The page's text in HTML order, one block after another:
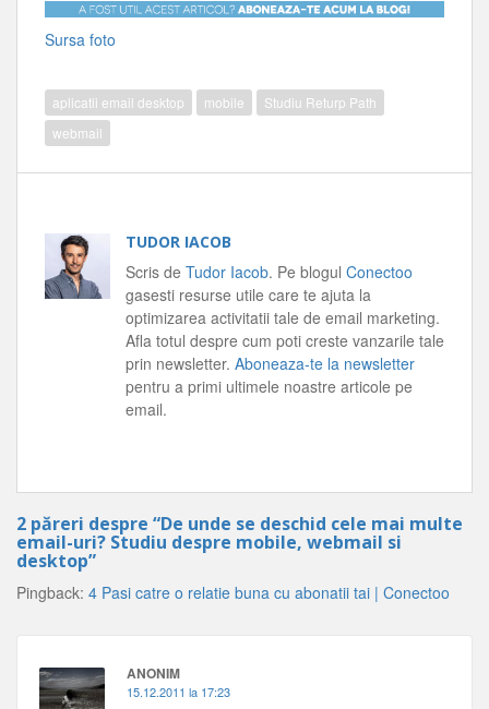
Sursa foto
aplicatii email desktop mobile
Studiu Returp Path
webmail
TUDOR IACOB
Scris de Tudor Iacob. Pe blogul Conectoo
gasesti resurse utile care te ajuta la
optimizarea activitatii tale de email marketing.
Afla totul despre cum poti creste vanzarile tale
prin newsletter. Aboneaza-te la newsletter
pentru a primi ultimele noastre articole pe
email.
2 păreri despre “De unde se deschid cele mai multe
email-uri? Studiu despre mobile, webmail si
desktop”
Pingback: 4 Pasi catre o relatie buna cu abonatii tai | Conectoo
ANONIM
15.12.2011 la 17:23